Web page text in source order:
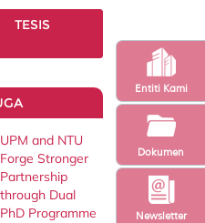
Newsletter
Entiti Kami
Dokumen
TESIS
UPM and NTU
Forge Stronger
Partnership
through Dual
PhD Programme